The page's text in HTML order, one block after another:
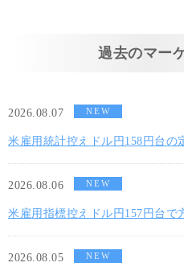
過去のマー
2026.08.07 NEW
米雇用統計控えドル円158円台の
2026.08.06 NEW
米雇用指標控えドル円157円台で
2026.08.05 NEW